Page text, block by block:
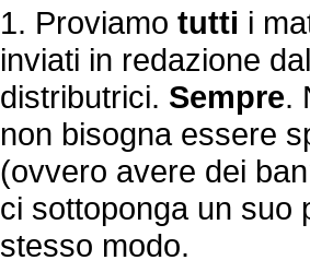
1. Proviamo tutti i
inviati in redazione
distributrici. Sempre.
non bisogna essere
(ovvero avere dei
ci sottoponga un suo
stesso modo.